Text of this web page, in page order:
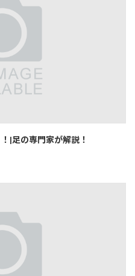
|足の専門家が解説！